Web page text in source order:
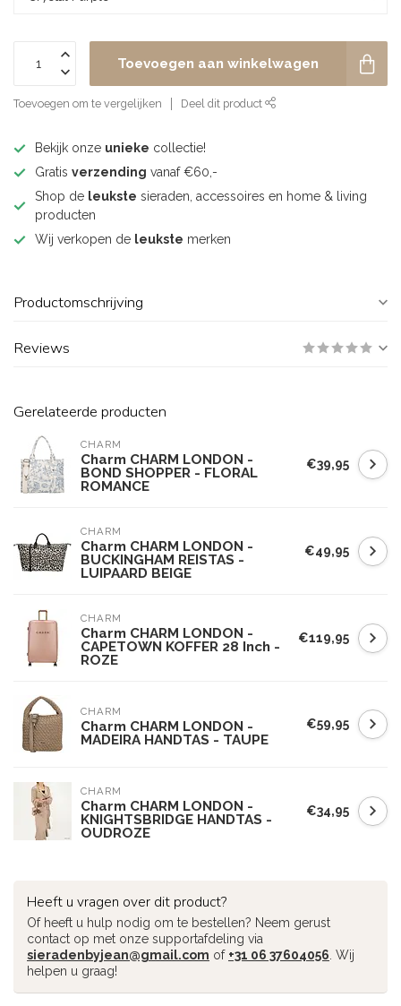
Toevoegen aan winkelwagen
Toevoegen om te vergelijken Deel dit product
Bekijk onze unieke collectie!
Gratis verzending vanaf €60,-
Shop de leukste sieraden, accessoires en home & living
producten
Wij verkopen de leukste merken
Productomschrijving
Reviews
Gerelateerde producten
CHARM
Charm CHARM LONDON -
BOND SHOPPER - FLORAL
ROMANCE
€39,95
CHARM
Charm CHARM LONDON -
BUCKINGHAM REISTAS -
LUIPAARD BEIGE
€49,95
CHARM
Charm CHARM LONDON -
CAPETOWN KOFFER 28 Inch -
ROZE
€119,95
CHARM
Charm CHARM LONDON -
MADEIRA HANDTAS - TAUPE
€59,95
CHARM
Charm CHARM LONDON -
KNIGHTSBRIDGE HANDTAS -
OUDROZE
€34,95
Heeft u vragen over dit product?
Of heeft u hulp nodig om te bestellen? Neem gerust
contact op met onze supportafdeling via
sieradenbyjean@gmail.com of +31 06 37604056 . Wij
helpen u graag!